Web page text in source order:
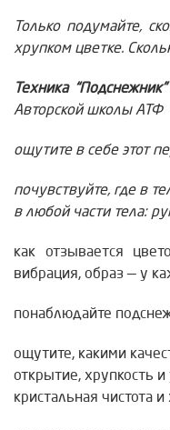
Только подумайте,
хрупком цветке.
Техника
Авторской школы АТФ
ощутите в себе этот
почувствуйте, где в
в любой части тела:
как отзывается
вибрация, образ — у
понаблюдайте
ощутите, какими
открытие, хрупкость
кристальная чистота